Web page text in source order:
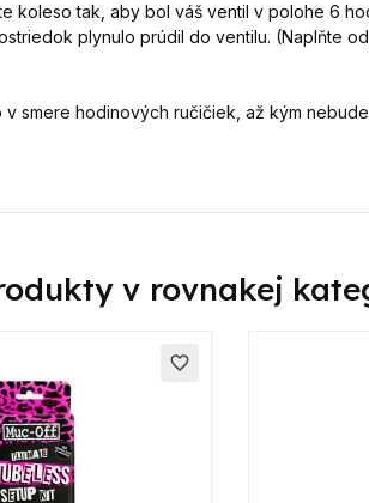
koleso tak, aby bol váš ventil v polohe 6
plynulo prúdil do ventilu. (Naplňte
smere hodinových ručičiek, až kým
v rovnakej
favorite_border